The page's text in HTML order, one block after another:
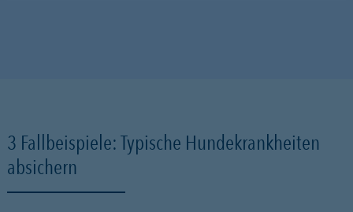
3 Fallbeispiele: Typische Hundekrankheiten
absichern